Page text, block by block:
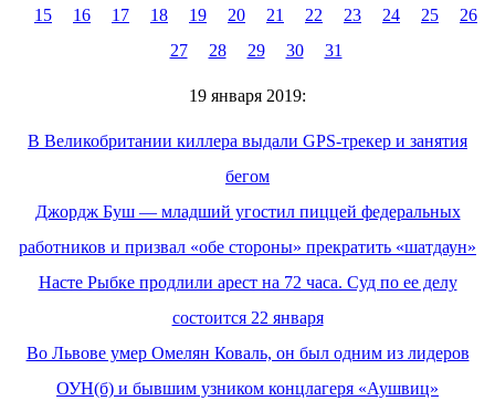
15
16 17 18 19 20 21 22 23 24 25
26
27
28 29 30 31
19 января 2019:
В Великобритании киллера выдали GPS-трекер и занятия
бегом
Джордж Буш — младший угостил пиццей федеральных
работников и призвал «обе стороны» прекратить «шатдаун»
Насте Рыбке продлили арест на 72 часа. Суд по ее делу
состоится 22 января
Во Львове умер Омелян Коваль, он был одним из лидеров
ОУН(б) и бывшим узником концлагеря «Аушвиц»